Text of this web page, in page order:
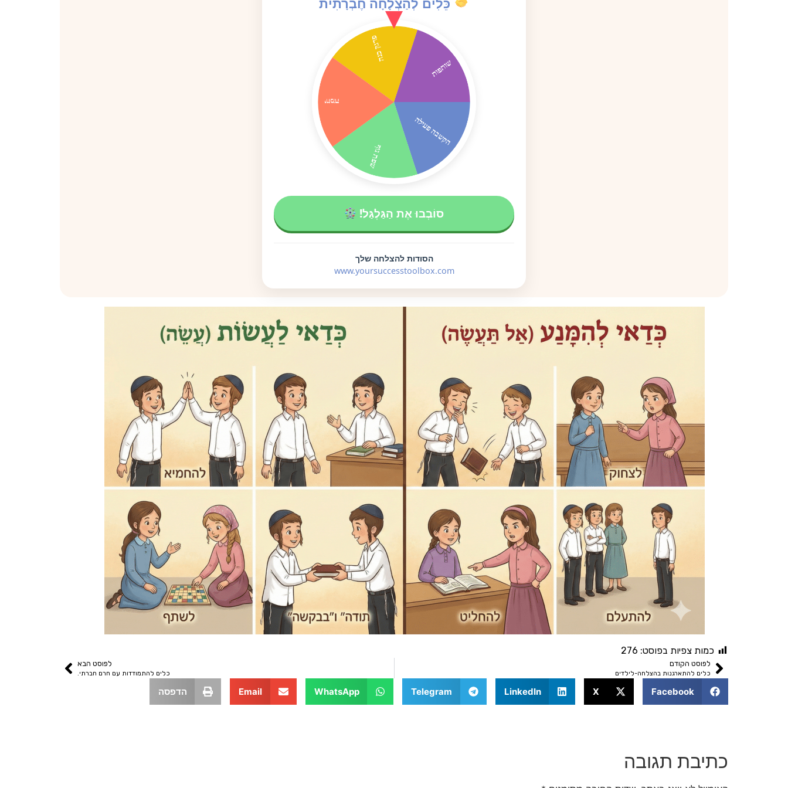
סוֹבְבוּ אֶת הַגַּלְגַּל!
הסודות להצלחה שלך
www.yoursuccesstoolbox.com
כמות צפיות בפוסט: 276
לפוסט הקודם
כלים להתארגנות בהצלחה-לילדים
לפוסט הבא
כלים להתמודדות עם חרם חברתי.
Facebook
X
LinkedIn
Telegram
WhatsApp
Email הדפסה
כתיבת תגובה